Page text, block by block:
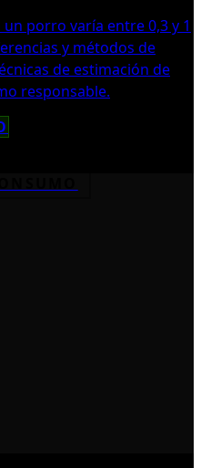
porro varía entre 0,3 y 1
y métodos de
de estimación de
responsable.